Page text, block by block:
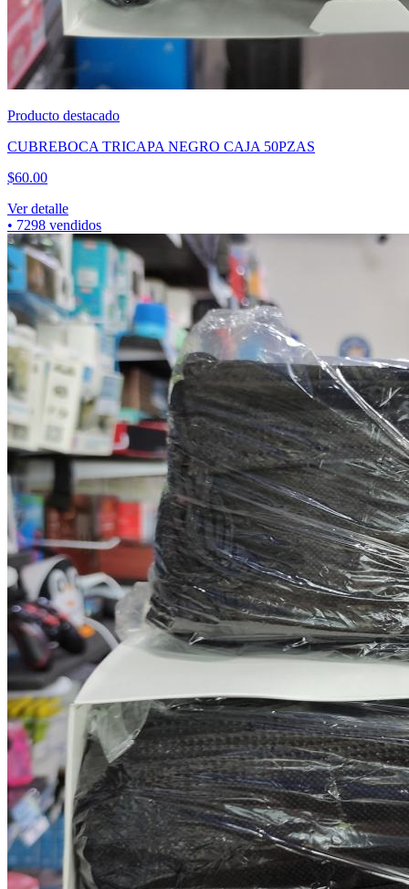
Producto destacado
PILA 1HORA PAQUETE 4 PZAS AAA GAR135
$29.00
Ver detalle
• 5825 vendidos